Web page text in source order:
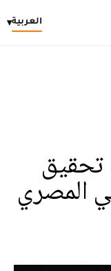
العربية▾
المصري